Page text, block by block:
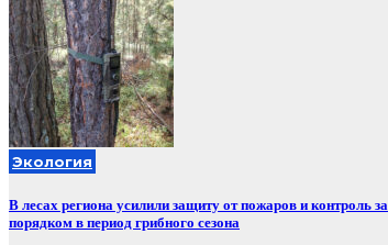
Экология
В лесах региона усилили защиту от пожаров и контроль за
порядком в период грибного сезона